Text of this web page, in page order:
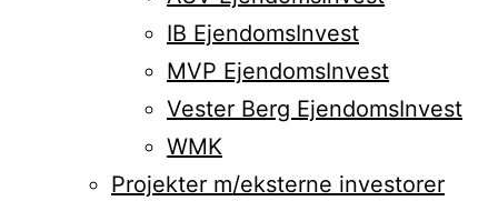
IB EjendomsInvest
MVP EjendomsInvest
Vester Berg EjendomsInvest
WMK
Projekter m/eksterne investorer